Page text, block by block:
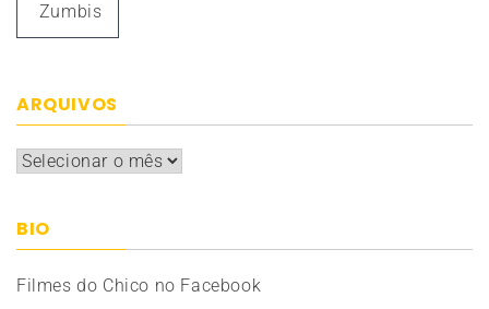
Zumbis
ARQUIVOS
Arquivos
BIO
Filmes do Chico no Facebook